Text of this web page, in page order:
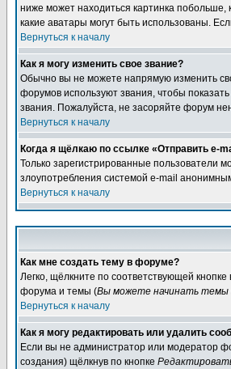
ниже может находиться картинка побольше,
какие аватары могут быть использованы.
Вернуться к началу
Как я могу изменить свое звание?
Обычно вы не можете напрямую изменить
форумов используют звания, чтобы
звания. Пожалуйста, не засоряйте форум
Вернуться к началу
Когда я щёлкаю по ссылке «Отправить e-
Только зарегистрированные пользователи
злоупотребления системой e-mail
Вернуться к началу
Как мне создать тему в форуме?
Легко, щёлкните по соответствующей
форума и темы (Вы можете начинать темы
Вернуться к началу
Как я могу редактировать или удалить
Если вы не администратор или модератор
создания) щёлкнув по кнопке